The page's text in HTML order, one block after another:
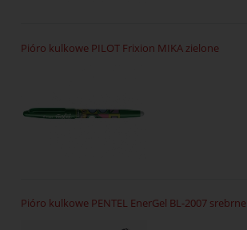
Pióro kulkowe PILOT Frixion MIKA zielone
Pióro kulkowe PENTEL EnerGel BL-2007 srebrne